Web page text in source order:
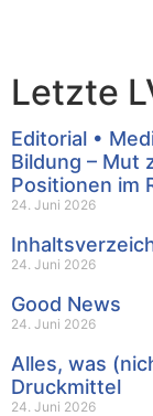
Letzte
Editorial •
Bildung – Mut
Positionen im
24. Juni 2026
24. Juni 2026
Good News
24. Juni 2026
Alles, was
Druckmittel
24. Juni 2026